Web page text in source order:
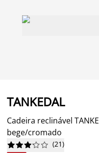
TANKEDAL
Cadeira reclinável
bege/cromado





 (21)